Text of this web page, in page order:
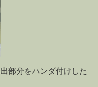
部分をハンダ付けした